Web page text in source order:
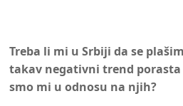
Treba li mi u Srbiji da se
takav negativni trend porasta
smo mi u odnosu na njih?